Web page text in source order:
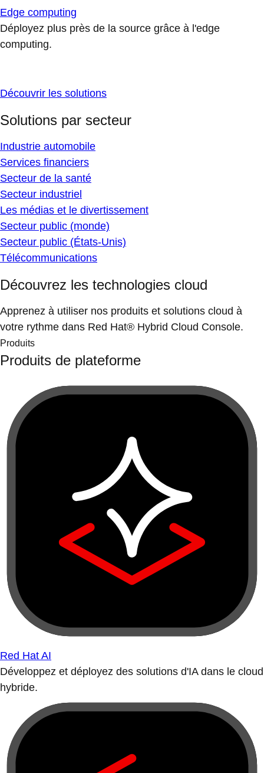
Edge computing
Déployez plus près de la source grâce à l'edge
computing.
Découvrir les solutions
Solutions par secteur
Industrie automobile
Services financiers
Secteur de la santé
Secteur industriel
Les médias et le divertissement
Secteur public (monde)
Secteur public (États-Unis)
Télécommunications
Découvrez les technologies cloud
Apprenez à utiliser nos produits et solutions cloud à
votre rythme dans Red Hat® Hybrid Cloud Console.
Produits
Produits de plateforme
Red Hat AI
Développez et déployez des solutions d'IA dans le cloud
hybride.